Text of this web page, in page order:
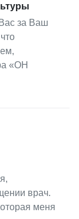
за Ваш
«ОН
врач.
меня